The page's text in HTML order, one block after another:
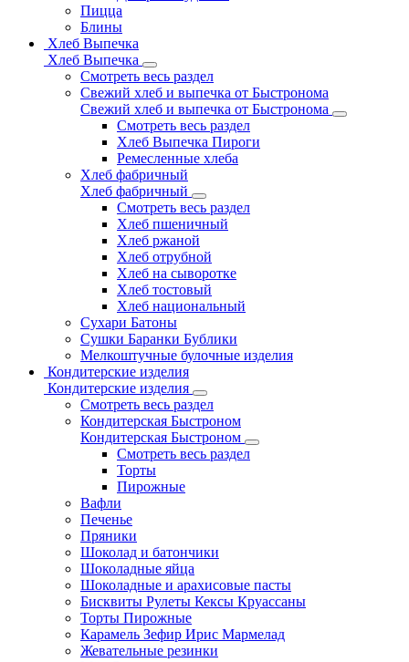
Пицца
Блины
Хлеб Выпечка
Хлеб Выпечка
Смотреть весь раздел
Свежий хлеб и выпечка от Быстронома
Свежий хлеб и выпечка от Быстронома
Смотреть весь раздел
Хлеб Выпечка Пироги
Ремесленные хлеба
Хлеб фабричный
Хлеб фабричный
Смотреть весь раздел
Хлеб пшеничный
Хлеб ржаной
Хлеб отрубной
Хлеб на сыворотке
Хлеб тостовый
Хлеб национальный
Сухари Батоны
Сушки Баранки Бублики
Мелкоштучные булочные изделия
Кондитерские изделия
Кондитерские изделия
Смотреть весь раздел
Кондитерская Быстроном
Кондитерская Быстроном
Смотреть весь раздел
Торты
Пирожные
Вафли
Печенье
Пряники
Шоколад и батончики
Шоколадные яйца
Шоколадные и арахисовые пасты
Бисквиты Рулеты Кексы Круассаны
Торты Пирожные
Карамель Зефир Ирис Мармелад
Жевательные резинки